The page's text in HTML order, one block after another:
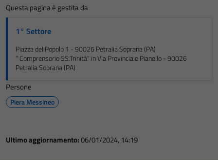
Questa pagina è gestita da
1° Settore
Piazza del Popolo 1 - 90026 Petralia Soprana (PA)
" Comprensorio SS.Trinità" in Via Provinciale Pianello - 90026
Petralia Soprana (PA)
Persone
Piera Messineo
Ultimo aggiornamento:06/01/2024, 14:19